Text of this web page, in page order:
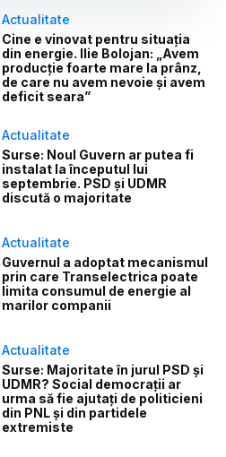
Actualitate
Cine e vinovat pentru situația
din energie. Ilie Bolojan: „Avem
producție foarte mare la prânz,
de care nu avem nevoie și avem
deficit seara”
Actualitate
Surse: Noul Guvern ar putea fi
instalat la începutul lui
septembrie. PSD și UDMR
discută o majoritate
Actualitate
Guvernul a adoptat mecanismul
prin care Transelectrica poate
limita consumul de energie al
marilor companii
Actualitate
Surse: Majoritate în jurul PSD și
UDMR? Social democrații ar
urma să fie ajutați de politicieni
din PNL și din partidele
extremiste